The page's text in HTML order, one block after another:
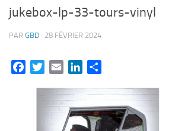
jukebox-lp-33-tours-vinyl
PAR GBD · 28 FÉVRIER 2024
FacebookTwitterEmail LinkedIn